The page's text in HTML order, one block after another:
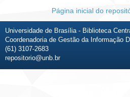
Página inicial do
Universidade de Brasília - Biblioteca
Coordenadoria de Gestão da Informação
(61) 3107-2683
repositorio@unb.br